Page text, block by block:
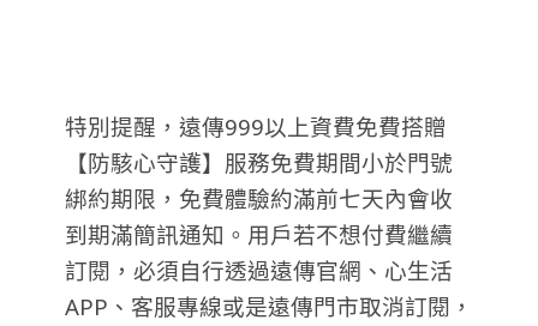
特別提醒，遠傳999以上資費免費搭贈
【防駭心守護】服務免費期間小於門號
綁約期限，免費體驗約滿前七天內會收
到期滿簡訊通知。用戶若不想付費繼續
訂閱，必須自行透過遠傳官網、心生活
APP、客服專線或是遠傳門市取消訂閱，